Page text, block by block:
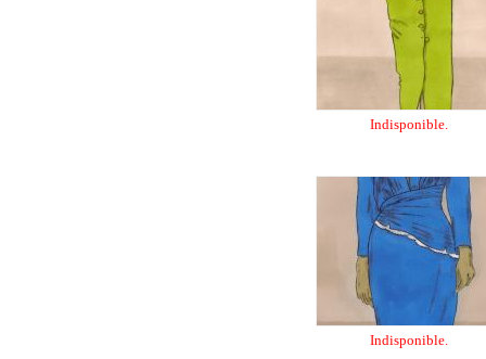
Indisponible.
Indisponible.